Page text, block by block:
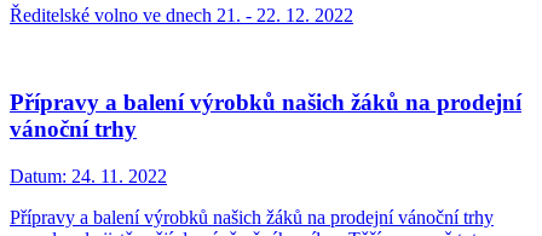
Ředitelské volno ve dnech 21. - 22. 12. 2022
Přípravy a balení výrobků našich žáků na prodejní
vánoční trhy
Datum: 24. 11. 2022
Přípravy a balení výrobků našich žáků na prodejní vánoční trhy